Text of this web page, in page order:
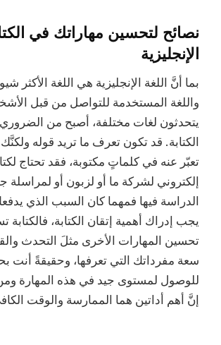
نصائح لتحسين مهاراتك في
الإنجليزية
بما أنَّ اللغة الإنجليزية هي اللغة الأكثر
واللغة المستخدمة للتواصل من قبل
يتحدثون لغات مختلفة، أصبح من الضروري
الكتابة. قد تكون تعرف ما تريد قوله
تعبّر عنه في كلماتٍ مكتوبة، فقد تحتاج
إلكتروني لشركة ما أو لزبون أو
الدراسة فيها فمهما كان السبب الذي
يجب إدراك أهمية إتقان الكتابة،
تحسين المهارات الأخرى مثلَ التحدث
سعة مفرداتك التي تعرفها، وحقيقةً أنت
للوصول لمستوى جيد في هذه المهارة
إنَّ أهم أداتين هما الممارسة والوقت